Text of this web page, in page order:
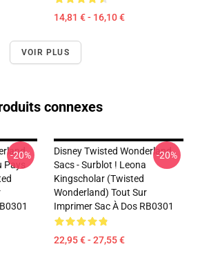
14,81 € - 16,10 €
VOIR PLUS
connexes
-20%
Disney Twisted Wonderland
Sacs - Surblot ! Leona
Kingscholar (Twisted
Wonderland) Tout Sur
Imprimer Sac À Dos RB0301
22,95 € - 27,55 €
-20%